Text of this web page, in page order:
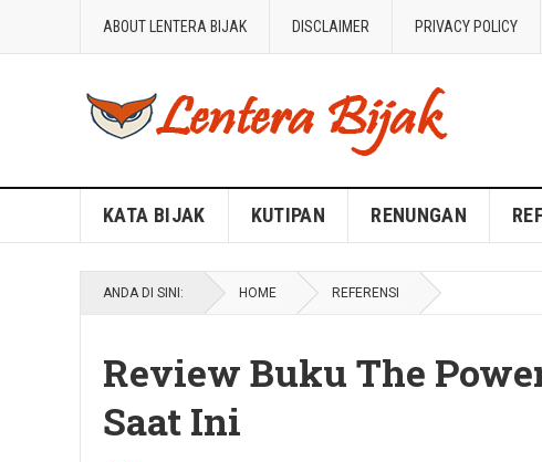
ABOUT LENTERA BIJAK DISCLAIMER PRIVACY POLICY
Blog Lentera Bijak
KATA BIJAK KUTIPAN RENUNGAN
ANDA DI SINI: HOME REFERENSI
Review Buku The
Saat Ini